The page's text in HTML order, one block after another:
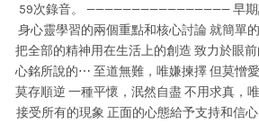
59次錄音。 ———————————————— 早期
身心靈學習的兩個重點和核心討論 就簡單
把全部的精神用在生活上的創造 致力於眼
心銘所說的⋯ 至道無難，唯嫌揀擇 但莫憎
莫存順逆 一種平懷，泯然自盡 不用求真，
接受所有的現象 正面的心態給予支持和信